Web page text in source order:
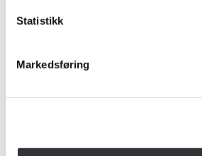
Statistikk
Markedsføring
Om Norsk takst
Logg inn
Kontakt oss
E-post:adm@norsktakst.no